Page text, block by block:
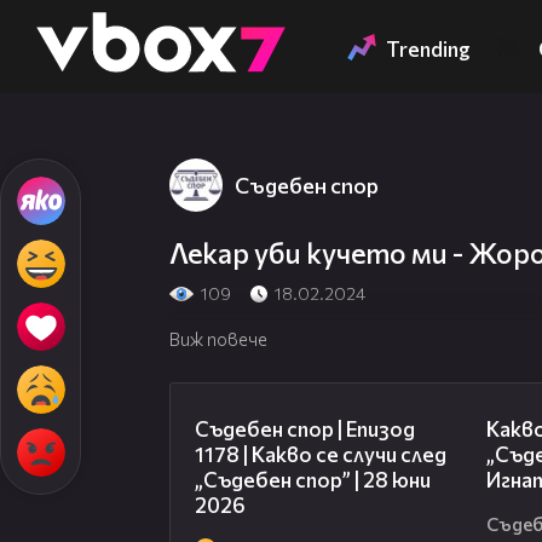
👾 Trending
Съдебен спор
Лекар уби кучето ми -
109 18.02.2024
Виж повече
Съдебен спор | Епизод
1178 | Какво се случи след
„Съдебен спор” | 28 юни
2026